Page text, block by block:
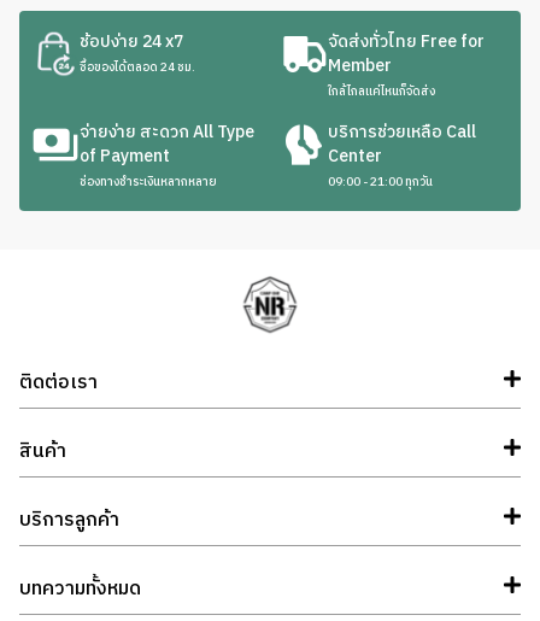
ช้อปง่าย 24 x7
ซื้อของได้ตลอด 24 ชม.
จัดส่งทั่วไทย Free for
Member
ใกล้ไกลแค่ไหนก็จัดส่ง
จ่ายง่าย สะดวก All Type
of Payment
ช่องทางชำระเงินหลากหลาย
บริการช่วยเหลือ Call
Center
09:00 - 21:00 ทุกวัน
ติดต่อเรา
สินค้า
บริการลูกค้า
บทความทั้งหมด